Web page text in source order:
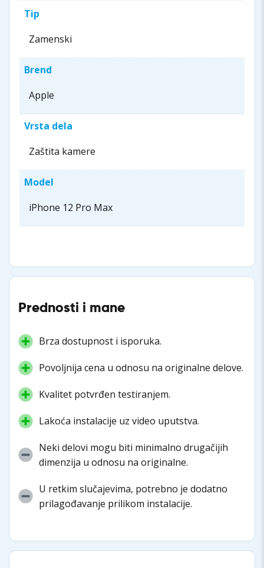
Tip
Zamenski
Brend
Apple
Vrsta dela
Zaštita kamere
Model
iPhone 12 Pro Max
Prednosti i mane
Brza dostupnost i isporuka.
Povoljnija cena u odnosu na originalne delove.
Kvalitet potvrđen testiranjem.
Lakoća instalacije uz video uputstva.
Neki delovi mogu biti minimalno drugačijih
dimenzija u odnosu na originalne.
U retkim slučajevima, potrebno je dodatno
prilagođavanje prilikom instalacije.